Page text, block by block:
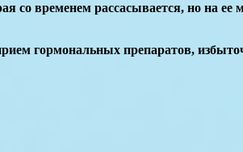
со временем рассасывается, но на
гормональных препаратов,